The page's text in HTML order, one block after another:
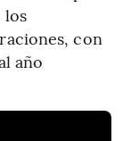
los
con
año